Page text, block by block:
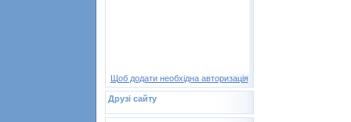
Щоб додати необхідна авторизація
Друзі сайту